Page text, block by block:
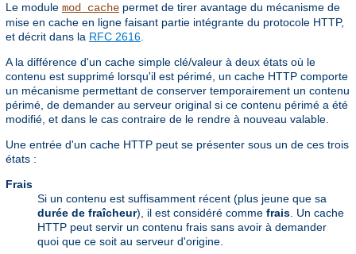
Le module mod_cache permet de tirer avantage du mécanisme de
mise en cache en ligne faisant partie intégrante du protocole HTTP,
et décrit dans la RFC 2616.
A la différence d'un cache simple clé/valeur à deux états où le
contenu est supprimé lorsqu'il est périmé, un cache HTTP comporte
un mécanisme permettant de conserver temporairement un contenu
périmé, de demander au serveur original si ce contenu périmé a été
modifié, et dans le cas contraire de le rendre à nouveau valable.
Une entrée d'un cache HTTP peut se présenter sous un de ces trois
états :
Frais
Si un contenu est suffisamment récent (plus jeune que sa
durée de fraîcheur), il est considéré comme frais. Un cache
HTTP peut servir un contenu frais sans avoir à demander
quoi que ce soit au serveur d'origine.